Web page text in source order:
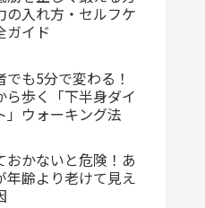
の入れ方・セルフケ
ガイド
でも5分で変わる！
ら歩く「下半身ダイ
」ウォーキング法
おかないと危険！あ
年齢より老けて見え